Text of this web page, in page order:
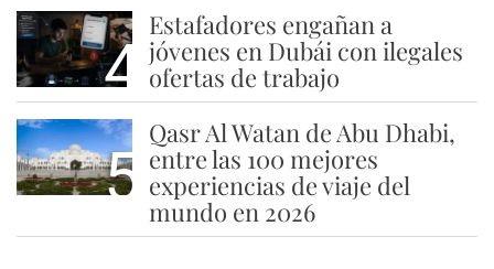
4
Estafadores engañan a
jóvenes en Dubái con ilegales
ofertas de trabajo
5
Qasr Al Watan de Abu Dhabi,
entre las 100 mejores
experiencias de viaje del
mundo en 2026